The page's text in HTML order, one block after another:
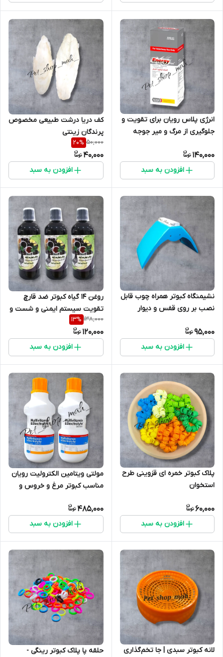
انرژی پلاس رویان برای تقویت و
جلوگیری از مرگ و میر جوجه
140,000
افزودن به سبد
کف دریا درشت طبیعی مخصوص
پرندگان زینتی
50,000
20%
40,000
افزودن به سبد
نشیمنگاه کبوتر همراه چوب قابل
نصب بر روی قفس و دیوار
95,000
افزودن به سبد
روغن 14 گیاه کبوتر ضد قارچ
تقویت سیستم ایمنی و شست و
شوی سیستم تنفسی کبوتر
138,000
13%
120,000
افزودن به سبد
پلاک کبوتر خمره ای قزوینی طرح
استخوان
60,000
افزودن به سبد
مولتی ویتامین الکترولیت رویان
مناسب کبوتر مرغ و خروس و
485,000
افزودن به سبد
لانه کبوتر سبدی | جا تخم‌گذاری حلقه پا پلاک کبوتر رینگی -